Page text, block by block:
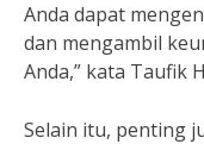
Anda dapat
dan mengambil
Anda,” kata Taufik
Selain itu, penting